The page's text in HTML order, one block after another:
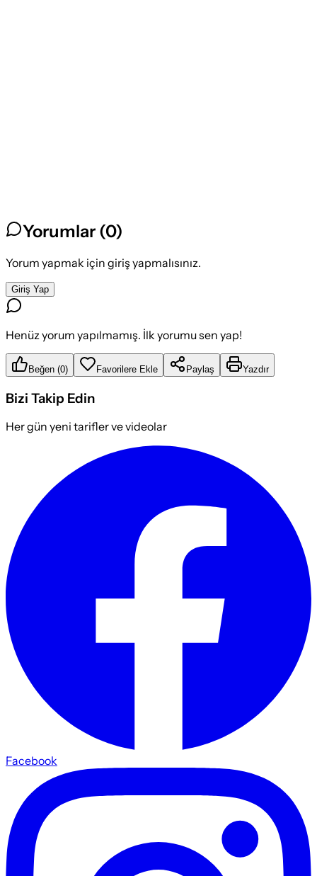
Yorumlar (0)
Yorum yapmak için giriş yapmalısınız.
Giriş Yap
Henüz yorum yapılmamış. İlk yorumu sen yap!
Beğen (0) Favorilere Ekle Paylaş Yazdır
Bizi Takip Edin
Her gün yeni tarifler ve videolar
Facebook